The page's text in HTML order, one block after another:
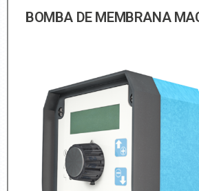
BOMBA DE MEMBRANA